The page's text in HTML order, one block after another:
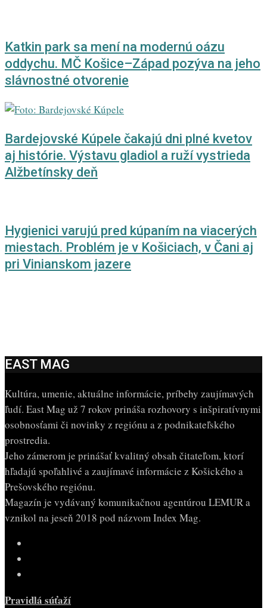
Katkin park sa mení na modernú oázu
oddychu. MČ Košice–Západ pozýva na jeho
slávnostné otvorenie
Bardejovské Kúpele čakajú dni plné kvetov
aj histórie. Výstavu gladiol a ruží vystrieda
Alžbetínsky deň
Hygienici varujú pred kúpaním na viacerých
miestach. Problém je v Košiciach, v Čani aj
pri Vinianskom jazere
EAST MAG
Kultúra, umenie, aktuálne informácie, príbehy zaujímavých
ľudí. East Mag už 7 rokov prináša rozhovory s inšpiratívnymi
osobnosťami či novinky z regiónu a z podnikateľského
prostredia.
Jeho zámerom je prinášať kvalitný obsah čitateľom, ktorí
hľadajú spoľahlivé a zaujímavé informácie z Košického a
Prešovského regiónu.
Magazín je vydávaný komunikačnou agentúrou LEMUR a
vznikol na jeseň 2018 pod názvom Index Mag.
Pravidlá súťaží